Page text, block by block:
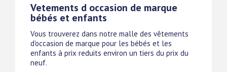
Vetements d occasion de marque
bébés et enfants
Vous trouverez dans notre malle des vêtements
d'occasion de marque pour les bébés et les
enfants à prix reduits environ un tiers du prix du
neuf.